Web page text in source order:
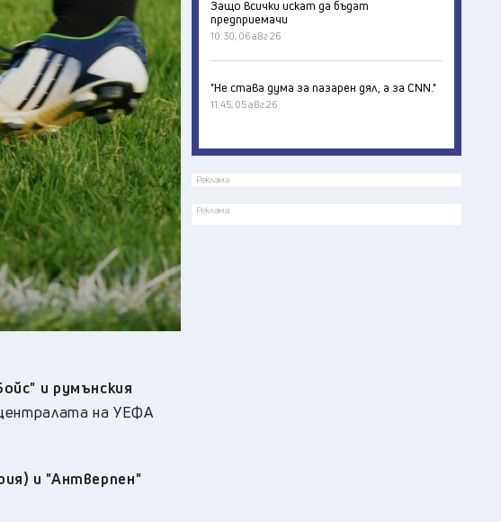
и румънския
на УЕФА
и "Антверпен"
Защо всички искат да бъдат
предприемачи
10:30, 06 авг 26
"Не става дума за пазарен дял, а за CNN."
11:45, 05 авг 26
Реклама
Реклама